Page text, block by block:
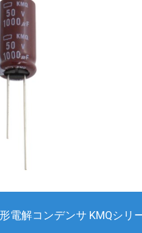
電解コンデンサ KMQシリ